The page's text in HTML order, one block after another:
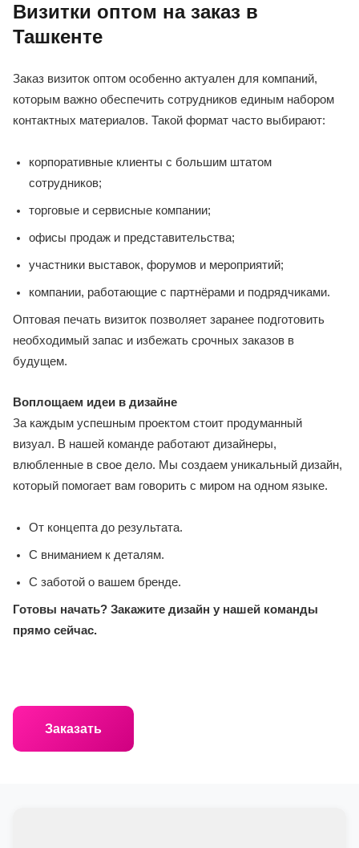
Визитки оптом на заказ в
Ташкенте
Заказ визиток оптом особенно актуален для компаний,
которым важно обеспечить сотрудников единым набором
контактных материалов. Такой формат часто выбирают:
корпоративные клиенты с большим штатом
сотрудников;
торговые и сервисные компании;
офисы продаж и представительства;
участники выставок, форумов и мероприятий;
компании, работающие с партнёрами и подрядчиками.
Оптовая печать визиток позволяет заранее подготовить
необходимый запас и избежать срочных заказов в
будущем.
Воплощаем идеи в дизайне
За каждым успешным проектом стоит продуманный
визуал. В нашей команде работают дизайнеры,
влюбленные в свое дело. Мы создаем уникальный дизайн,
который помогает вам говорить с миром на одном языке.
От концепта до результата.
С вниманием к деталям.
С заботой о вашем бренде.
Готовы начать? Закажите дизайн у нашей команды
прямо сейчас.
Заказать